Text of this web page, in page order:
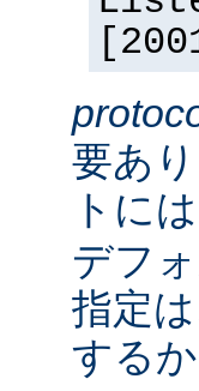
要あ
トには
デフ
指定
する